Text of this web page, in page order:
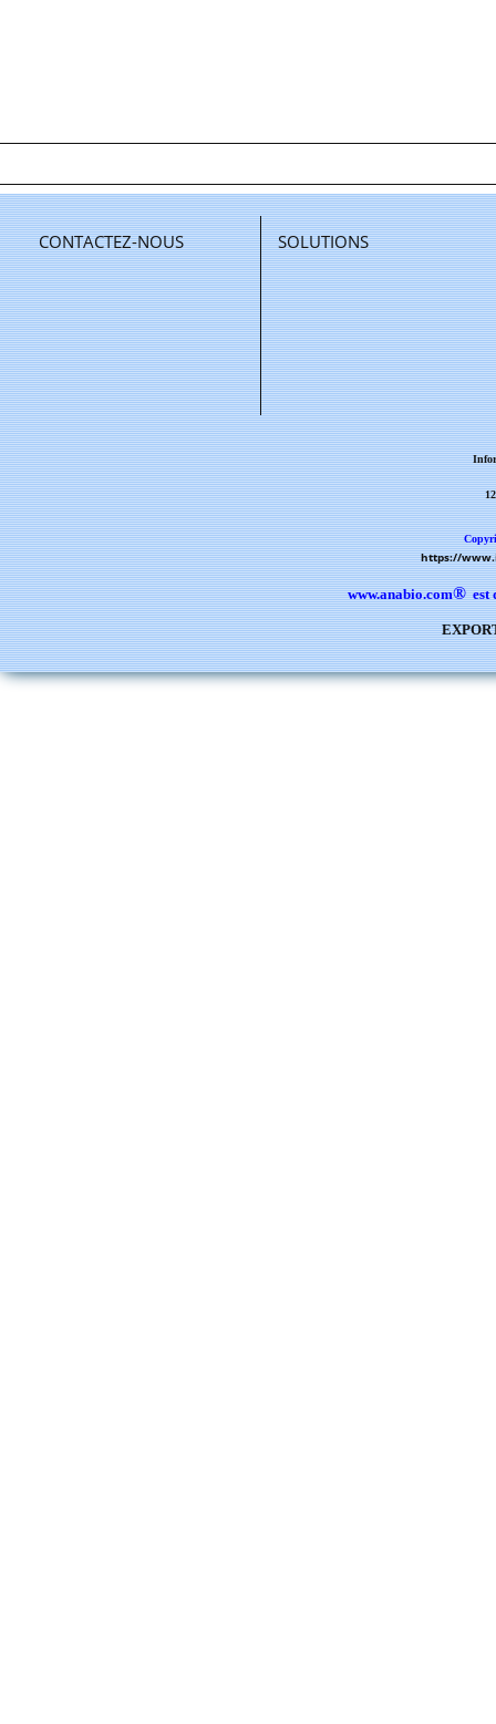
CONTACTEZ-NOUS SOLUTIONS
https://
www.anabio.com®est